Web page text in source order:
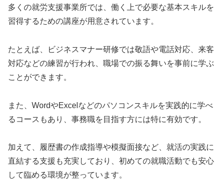
多くの就労支援事業所では、働く上で必要な基本スキルを
習得するための講座が用意されています。
たとえば、ビジネスマナー研修では敬語や電話対応、来客
対応などの練習が行われ、職場での振る舞いを事前に学ぶ
ことができます。
また、WordやExcelなどのパソコンスキルを実践的に学べ
るコースもあり、事務職を目指す方には特に有効です。
加えて、履歴書の作成指導や模擬面接など、就活の実践に
直結する支援も充実しており、初めての就職活動でも安心
して臨める環境が整っています。